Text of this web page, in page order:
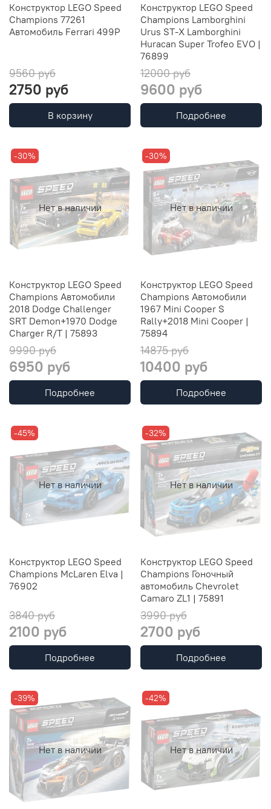
Конструктор LEGO Speed
Champions 77261
Автомобиль Ferrari 499P
9560 руб
2750 руб
В корзину
Конструктор LEGO Speed
Champions Lamborghini
Urus ST-X Lamborghini
Huracan Super Trofeo EVO |
76899
12000 руб
9600 руб
Подробнее
Нет в наличии
-30%
Конструктор LEGO Speed
Champions Автомобили
2018 Dodge Challenger
SRT Demon+1970 Dodge
Charger R/T | 75893
9990 руб
6950 руб
Подробнее
Нет в наличии
-30%
Конструктор LEGO Speed
Champions Автомобили
1967 Mini Cooper S
Rally+2018 Mini Cooper |
75894
14875 руб
10400 руб
Подробнее
Нет в наличии
-45%
Конструктор LEGO Speed
Champions McLaren Elva |
76902
3840 руб
2100 руб
Подробнее
Нет в наличии
-32%
Конструктор LEGO Speed
Champions Гоночный
автомобиль Chevrolet
Camaro ZL1 | 75891
3990 руб
2700 руб
Подробнее
Нет в наличии
-39%
Нет в наличии
-42%